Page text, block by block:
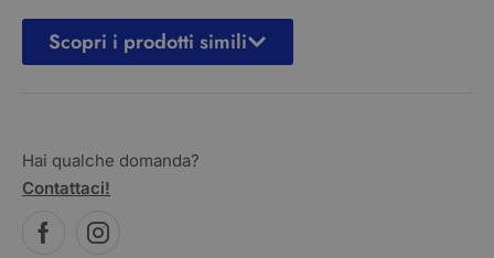
Scopri i prodotti simili
Hai qualche domanda?
Contattaci!